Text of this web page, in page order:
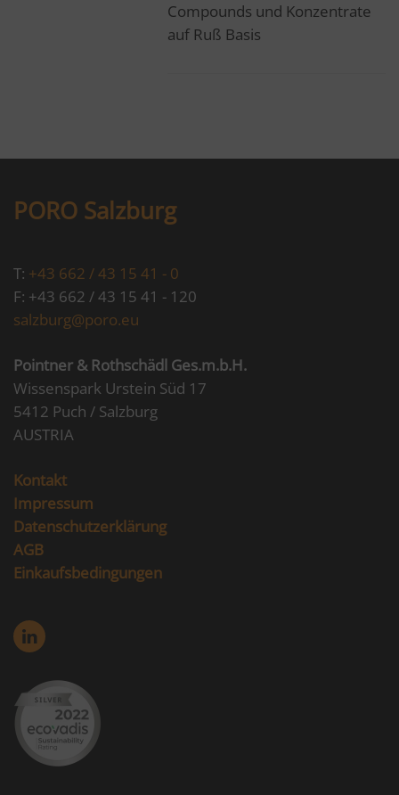
Compounds und Konzentrate
auf Ruß Basis
PORO Salzburg
T: +43 662 / 43 15 41 - 0
F: +43 662 / 43 15 41 - 120
salzburg@poro.eu
Pointner & Rothschädl Ges.m.b.H.
Wissenspark Urstein Süd 17
5412 Puch / Salzburg
AUSTRIA
Kontakt
Impressum
Datenschutzerklärung
AGB
Einkaufsbedingungen